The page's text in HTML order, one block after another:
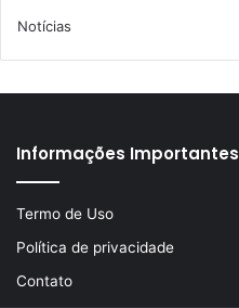
Notícias
Informações Importantes
Termo de Uso
Política de privacidade
Contato